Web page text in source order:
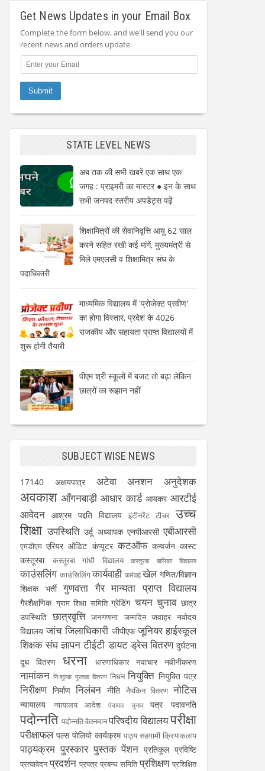
Get News Updates in your Email Box
Complete the form below, and we'll send you our
recent news and orders update.
STATE LEVEL NEWS
अब तक की सभी खबरें एक साथ एक
जगह : प्राइमरी का मास्टर ● इन के साथ
सभी जनपद स्तरीय अपडेट्स पढ़ें
शिक्षामित्रों की सेवानिवृत्ति आयु 62 साल
करने सहित रखी कई मांगें, मुख्यमंत्री से
मिले एमएलसी व शिक्षामित्र संघ के
पदाधिकारी
माध्यमिक विद्यालय में 'प्रोजेक्ट प्रवीण'
का होगा विस्तार, प्रदेश के 4026
राजकीय और सहायता प्राप्त विद्यालयों में
शुरू होगी तैयारी
पीएम श्री स्कूलों में बजट तो बढ़ा लेकिन
छात्रों का रूझान नहीं
SUBJECT WISE NEWS
17140 अक्षयपात्र अटेवा अनशन अनुदेशक
अवकाश आँगनबाड़ी आधार कार्ड आयकर आरटीई
आवेदन आश्रम पद्दति विद्यालय इंटीनरेंट टीचर उच्च
शिक्षा उपस्थिति उर्दू अध्यापक एनपीआरसी एबीआरसी
एमडीएम एरियर ऑडिट कंप्यूटर कटऑफ कन्वर्जन कास्ट
कस्तूरबा
कस्तूरबा गांधी विद्यालय कस्तूरबा बालिका विद्यालय
काउंसलिंग काउंसिलिंग कार्यवाही कार्रवाई खेल गणित/विज्ञान
शिक्षक भर्ती
गुणवत्ता गैर मान्यता प्राप्त विद्यालय
गैरशैक्षणिक ग्राम शिक्षा समिति ग्रेडिंग चयन चुनाव छात्र
उपस्थिति छात्रवृत्ति जनगणना जन्मदिन जवाहर नवोदय
विद्यालय जांच जिलाधिकारी जीपीएफ जूनियर हाईस्कूल
शिक्षक संघ ज्ञापन टीईटी डायट ड्रेस वितरण दुर्घटना
दूध वितरण
धरना धारणाधिकार नवाचार नवीनीकरण
नामांकन निःशुल्क पुस्तक वितरण निधन नियुक्ति नियुक्ति पत्र
निरीक्षण निर्माण निलंबन नीति नैपकिन वितरण नोटिस
न्यायालय न्यायालय आदेश पंचायत चुनाव पत्र पदावनति
पदोन्नति पदोन्नति वेतनमानपरिषदीय विद्यालयपरीक्षा
परीक्षाफल पल्स पोलियो कार्यक्रम पाठ्य सहगामी क्रियाकलाप
पाठ्यक्रम पुरस्कार पुस्तक पेंशन प्रतिकूल प्रविष्टि
प्रत्यावेदन प्रदर्शन प्रपत्र प्रबन्ध समिति प्रशिक्षण प्रशिक्षित